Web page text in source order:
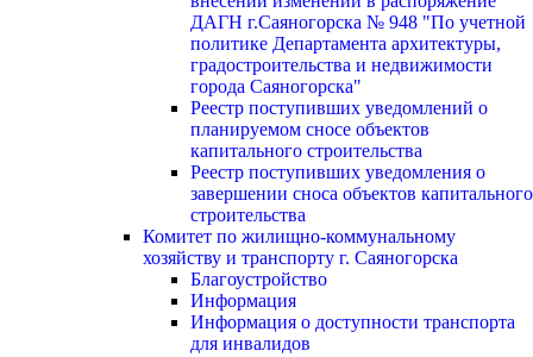
ДАГН г.Саяногорска № 948 "По учетной
политике Департамента архитектуры,
градостроительства и недвижимости
города Саяногорска"
Реестр поступивших уведомлений о
планируемом сносе объектов
капитального строительства
Реестр поступивших уведомления о
завершении сноса объектов капитального
строительства
Комитет по жилищно-коммунальному
хозяйству и транспорту г. Саяногорска
Благоустройство
Информация
Информация о доступности транспорта
для инвалидов